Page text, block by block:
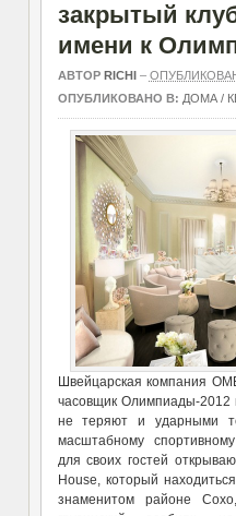
закрытый
имени к
АВТОР RICHI –
ОПУБЛИКОВАНО В: ДОМА /
Швейцарская компания
часовщик Олимпиады-
не теряют и ударными
масштабному
для своих гостей
House, который
знаменитом районе